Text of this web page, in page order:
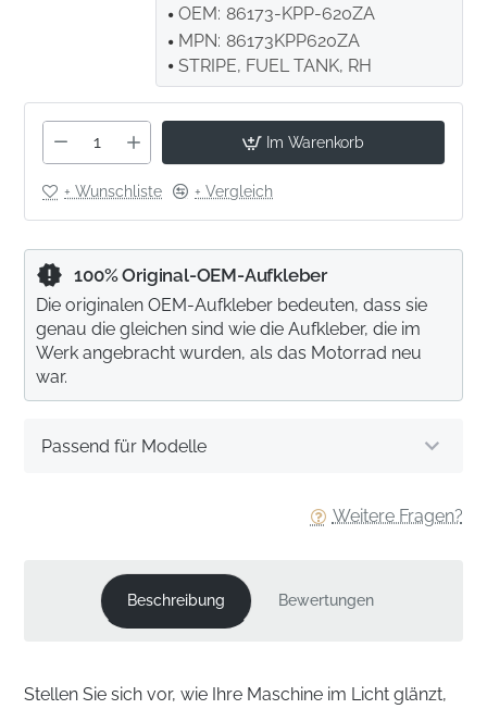
OEM: 86173-KPP-620ZA
MPN: 86173KPP620ZA
STRIPE, FUEL TANK, RH
Im Warenkorb
+ Wunschliste + Vergleich
Weitere Fragen?
Passend für Modelle
100% Original-OEM-Aufkleber
Die originalen OEM-Aufkleber bedeuten, dass sie
genau die gleichen sind wie die Aufkleber, die im
Werk angebracht wurden, als das Motorrad neu
war.
Beschreibung Bewertungen
Stellen Sie sich vor, wie Ihre Maschine im Licht glänzt,